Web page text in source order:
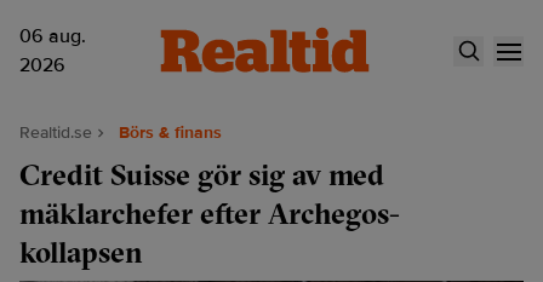
06 aug.
2026
Realtid.se Börs & finans
Credit Suisse gör sig av med
mäklarchefer efter Archegos-
kollapsen